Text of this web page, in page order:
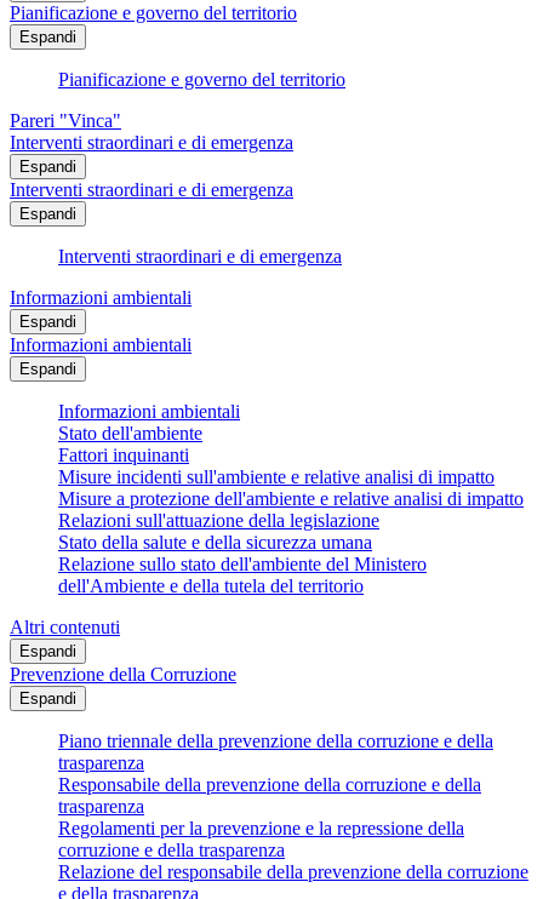
Pianificazione e governo del territorio
Espandi
Pianificazione e governo del territorio
Pareri "Vinca"
Interventi straordinari e di emergenza
Espandi
Interventi straordinari e di emergenza
Espandi
Interventi straordinari e di emergenza
Informazioni ambientali
Espandi
Informazioni ambientali
Espandi
Informazioni ambientali
Stato dell'ambiente
Fattori inquinanti
Misure incidenti sull'ambiente e relative analisi di impatto
Misure a protezione dell'ambiente e relative analisi di impatto
Relazioni sull'attuazione della legislazione
Stato della salute e della sicurezza umana
Relazione sullo stato dell'ambiente del Ministero
dell'Ambiente e della tutela del territorio
Altri contenuti
Espandi
Prevenzione della Corruzione
Espandi
Piano triennale della prevenzione della corruzione e della
trasparenza
Responsabile della prevenzione della corruzione e della
trasparenza
Regolamenti per la prevenzione e la repressione della
corruzione e della trasparenza
Relazione del responsabile della prevenzione della corruzione
e della trasparenza